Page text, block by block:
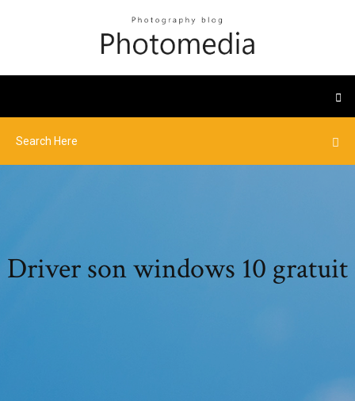
Driver son windows 10 gratuit